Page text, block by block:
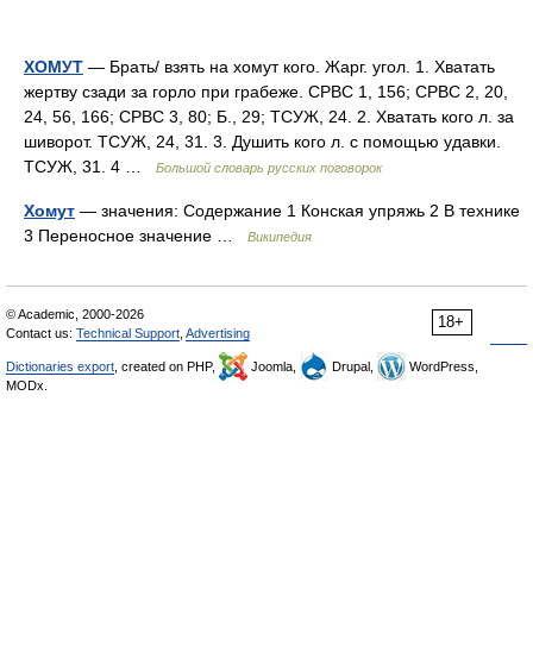
ХОМУТ — Брать/ взять на хомут кого. Жарг. угол. 1. Хватать
жертву сзади за горло при грабеже. СРВС 1, 156; СРВС 2, 20,
24, 56, 166; СРВС 3, 80; Б., 29; ТСУЖ, 24. 2. Хватать кого л. за
шиворот. ТСУЖ, 24, 31. 3. Душить кого л. с помощью удавки.
ТСУЖ, 31. 4 …
Большой словарь русских поговорок
Хомут — значения: Содержание 1 Конская упряжь 2 В технике
3 Переносное значение …
Википедия
18+
© Academic, 2000-2026
Contact us: Technical Support Advertising
Dictionaries export , created on PHP, Joomla, Drupal,
WordPress,
MODx.